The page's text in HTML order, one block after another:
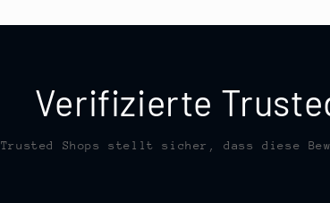
Verifizierte
Trusted Shops stellt sicher, dass diese